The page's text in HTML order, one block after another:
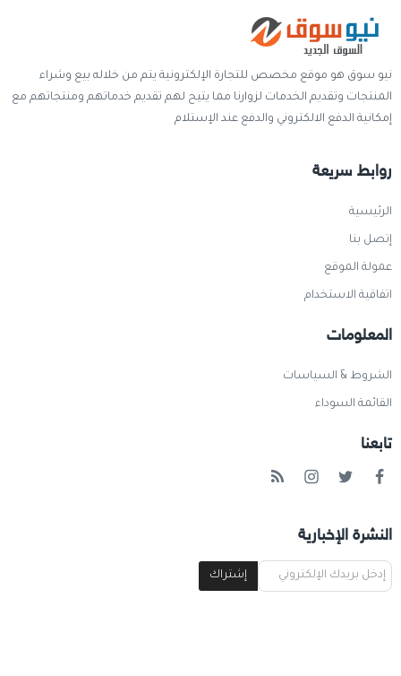
نيو سوق هو موقع مخصص للتجارة الإلكترونية يتم من خلاله بيع وشراء
المنتجات وتقديم الخدمات لزوارنا مما يتيح لهم تقديم خدماتهم ومنتجاتهم مع
إمكانية الدفع الالكتروني والدفع عند الإستلام
روابط سريعة
الرئيسية
إتصل بنا
عمولة الموقع
اتفاقية الاستخدام
المعلومات
الشروط & السياسات
القائمة السوداء
تابعنا
النشرة الإخبارية
إشتراك